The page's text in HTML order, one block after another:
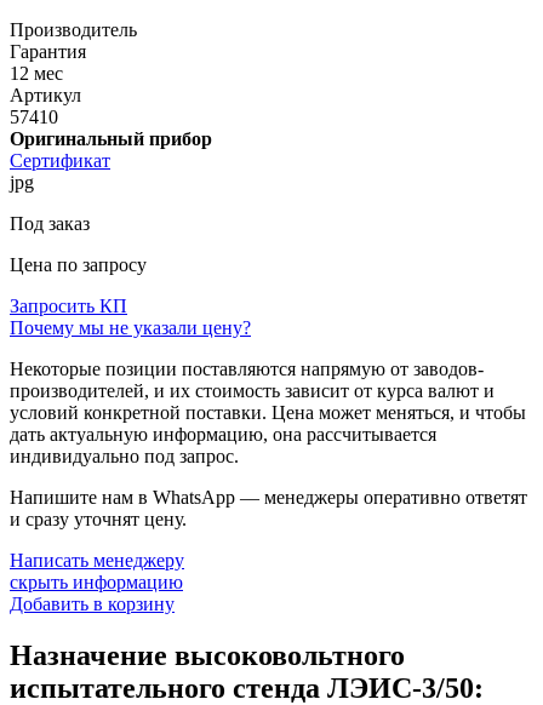
Производитель
Гарантия
12 мес
Артикул
57410
Оригинальный прибор
Сертификат
jpg
Под заказ
Цена по запросу
Запросить КП
Почему мы не указали цену?
Некоторые позиции поставляются напрямую от заводов-
производителей, и их стоимость зависит от курса валют и
условий конкретной поставки. Цена может меняться, и чтобы
дать актуальную информацию, она рассчитывается
индивидуально под запрос.
Напишите нам в WhatsApp — менеджеры оперативно ответят
и сразу уточнят цену.
Написать менеджеру
скрыть информацию
Добавить в корзину
Назначение высоковольтного
испытательного стенда ЛЭИС-3/50: